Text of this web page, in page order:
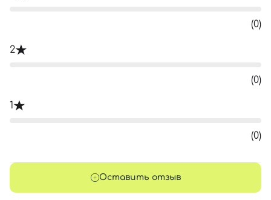
(0)
2
(0)
1
(0)
Оставить отзыв